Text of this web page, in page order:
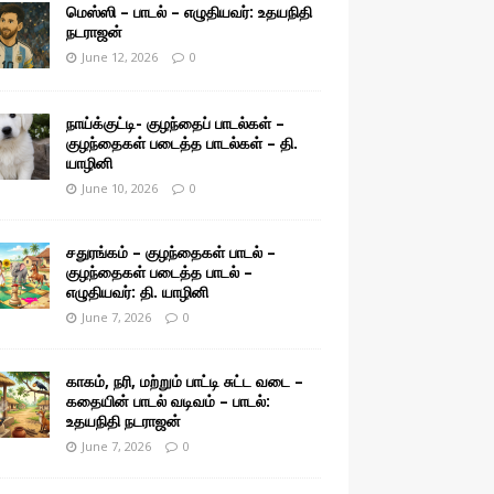
மெஸ்ஸி – பாடல் – எழுதியவர்: உதயநிதி
நடராஜன்
June 12, 2026 0
நாய்க்குட்டி- குழந்தைப் பாடல்கள் –
குழந்தைகள் படைத்த பாடல்கள் – தி.
யாழினி
June 10, 2026 0
சதுரங்கம் – குழந்தைகள் பாடல் –
குழந்தைகள் படைத்த பாடல் –
எழுதியவர்: தி. யாழினி
June 7, 2026 0
காகம், நரி, மற்றும் பாட்டி சுட்ட வடை –
கதையின் பாடல் வடிவம் – பாடல்:
உதயநிதி நடராஜன்
June 7, 2026 0